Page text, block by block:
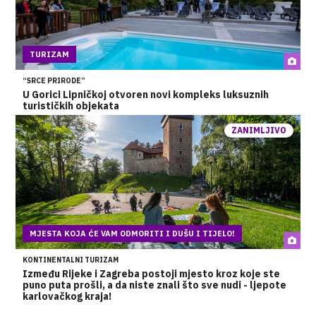
TURIZAM
“SRCE PRIRODE”
U Gorici Lipničkoj otvoren novi kompleks luksuznih
turističkih objekata
ZANIMLJIVO
MJESTA KOJA ĆE VAM ODMORITI I DUŠU I TIJELO!
KONTINENTALNI TURIZAM
Između Rijeke i Zagreba postoji mjesto kroz koje ste
puno puta prošli, a da niste znali što sve nudi - ljepote
karlovačkog kraja!